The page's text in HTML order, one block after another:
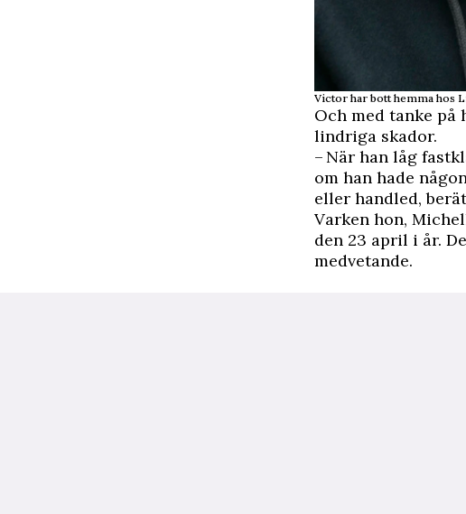
Victor har bott hemma hos
Och med tanke
lindriga skador.
– När han låg
om han hade
eller handled,
Varken hon,
den 23 april i år.
medvetande.